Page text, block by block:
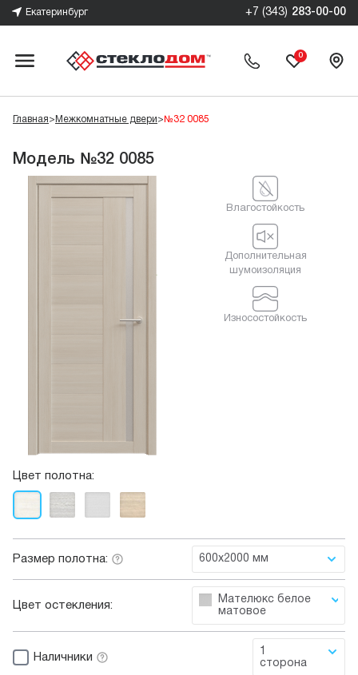
Екатеринбург +7 (343) 283-00-00
0
Главная> Межкомнатные двери> №32 0085
Модель №32 0085
Цвет полотна:
Размер полотна: 600x2000 мм
Цвет остекления:
Мателюкс белое
матовое
Наличники
1
сторона
Влагостойкость
Дополнительная
шумоизоляция
Износостойкость